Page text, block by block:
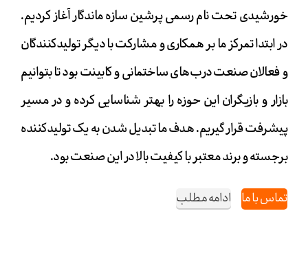
خورشیدی تحت نام رسمی پرشین سازه ماندگار آغاز کردیم.
در ابتدا تمرکز ما بر همکاری و مشارکت با دیگر تولیدکنندگان
و فعالان صنعت درب‌های ساختمانی و کابینت بود تا بتوانیم
بازار و بازیگران این حوزه را بهتر شناسایی کرده و در مسیر
پیشرفت قرار گیریم. هدف ما تبدیل شدن به یک تولیدکننده
برجسته و برند معتبر با کیفیت بالا در این صنعت بود.
تماس با ما ادامه مطلب